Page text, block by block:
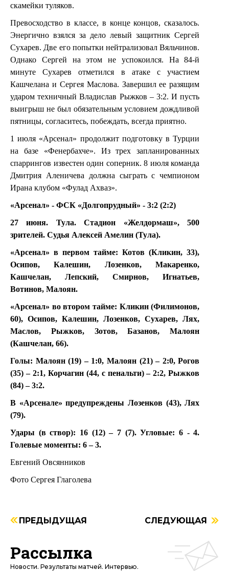
скамейки туляков.
Превосходство в классе, в конце концов, сказалось.
Энергично взялся за дело левый защитник Сергей
Сухарев. Две его попытки нейтрализовал Вяльчинов.
Однако Сергей на этом не успокоился. На 84-й
минуте Сухарев отметился в атаке с участием
Кашчелана и Сергея Маслова. Завершил ее разящим
ударом техничный Владислав Рыжков – 3:2. И пусть
выигрыш не был обязательным условием дождливой
пятницы, согласитесь, побеждать, всегда приятно.
1 июля «Арсенал» продолжит подготовку в Турции
на базе «Фенербахче». Из трех запланированных
спаррингов известен один соперник. 8 июля команда
Дмитрия Аленичева должна сыграть с чемпионом
Ирана клубом «Фулад Ахваз».
«Арсенал» - ФСК «Долгопрудный» - 3:2 (2:2)
27 июня. Тула. Стадион «Желдормаш», 500
зрителей. Судья Алексей Амелин (Тула).
«Арсенал» в первом тайме: Котов (Кликин, 33),
Осипов, Калешин, Лозенков, Макаренко,
Кашчелан, Лепский, Смирнов, Игнатьев,
Вотинов, Малоян.
«Арсенал» во втором тайме: Кликин (Филимонов,
60), Осипов, Калешин, Лозенков, Сухарев, Лях,
Маслов, Рыжков, Зотов, Базанов, Малоян
(Кашчелан, 66).
Голы: Малоян (19) – 1:0, Малоян (21) – 2:0, Рогов
(35) – 2:1, Корчагин (44, с пенальти) – 2:2, Рыжков
(84) – 3:2.
В «Арсенале» предупреждены Лозенков (43), Лях
(79).
Удары (в створ): 16 (12) – 7 (7). Угловые: 6 - 4.
Голевые моменты: 6 – 3.
Евгений Овсянников
Фото Сергея Глаголева
ПРЕДЫДУЩАЯ СЛЕДУЮЩАЯ
Рассылка
Новости. Результаты матчей. Интервью.